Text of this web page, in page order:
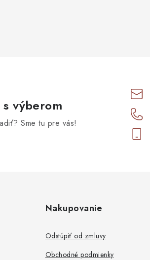
s výberom
Sme tu pre vás!
Nakupovanie
Odstúpiť od zmluvy
Obchodné podmienky